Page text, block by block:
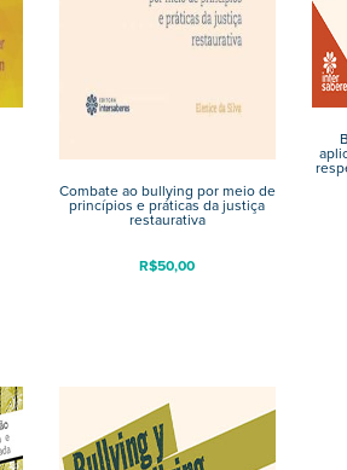
Combate ao bullying por meio de
princípios e práticas da justiça
restaurativa
R$50,00